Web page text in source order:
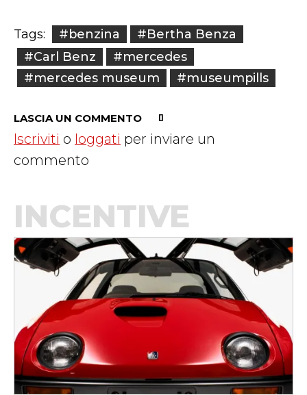
Tags: #benzina
#Bertha Benza
#Carl Benz
#mercedes
#mercedes museum
#museumpills
LASCIA UN COMMENTO
Iscriviti o loggati per inviare un
commento
INCENTIVE